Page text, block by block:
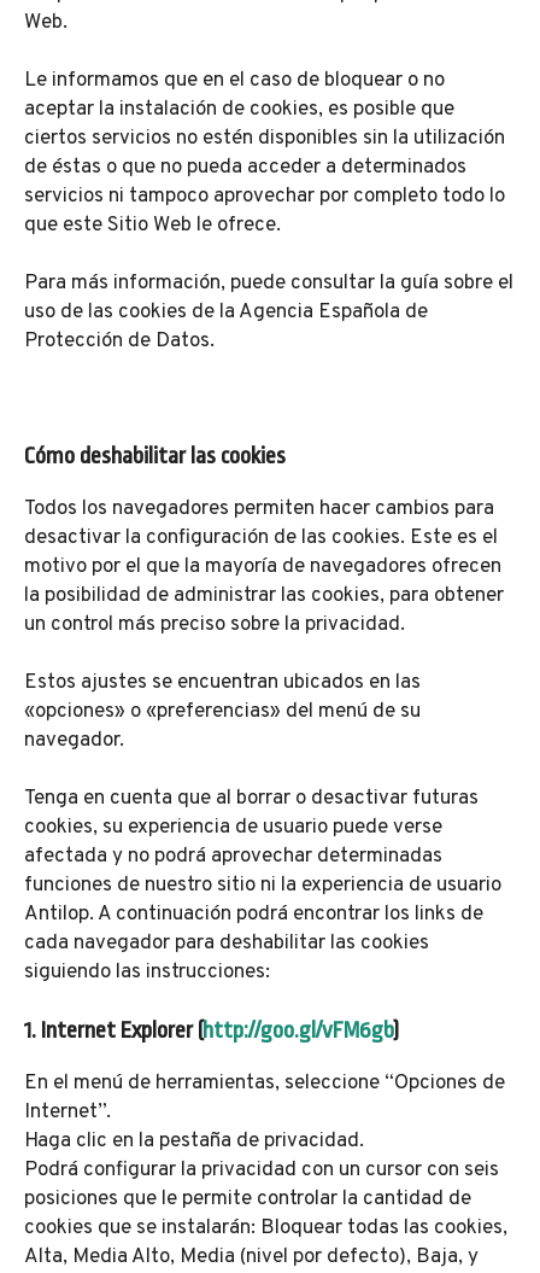
Web.
Le informamos que en el caso de bloquear o no
aceptar la instalación de cookies, es posible que
ciertos servicios no estén disponibles sin la utilización
de éstas o que no pueda acceder a determinados
servicios ni tampoco aprovechar por completo todo lo
que este Sitio Web le ofrece.
Para más información, puede consultar la guía sobre el
uso de las cookies de la Agencia Española de
Protección de Datos.
Cómo deshabilitar las cookies
Todos los navegadores permiten hacer cambios para
desactivar la configuración de las cookies. Este es el
motivo por el que la mayoría de navegadores ofrecen
la posibilidad de administrar las cookies, para obtener
un control más preciso sobre la privacidad.
Estos ajustes se encuentran ubicados en las
«opciones» o «preferencias» del menú de su
navegador.
Tenga en cuenta que al borrar o desactivar futuras
cookies, su experiencia de usuario puede verse
afectada y no podrá aprovechar determinadas
funciones de nuestro sitio ni la experiencia de usuario
Antilop. A continuación podrá encontrar los links de
cada navegador para deshabilitar las cookies
siguiendo las instrucciones:
1. Internet Explorer (http://goo.gl/vFM6gb)
En el menú de herramientas, seleccione “Opciones de
Internet”.
Haga clic en la pestaña de privacidad.
Podrá configurar la privacidad con un cursor con seis
posiciones que le permite controlar la cantidad de
cookies que se instalarán: Bloquear todas las cookies,
Alta, Media Alto, Media (nivel por defecto), Baja, y